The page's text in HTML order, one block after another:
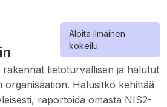
Aloita ilmainen
kokeilu
tietoturvallisen ja halutut
organisaation. Halusitko kehittää
raportoida omasta NIS2-